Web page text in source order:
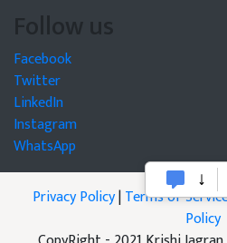
Follow us
Facebook
Twitter
LinkedIn
Instagram
WhatsApp
Privacy Policy|Terms of
Policy